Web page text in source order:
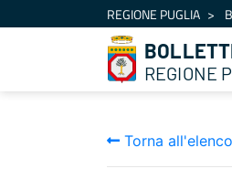
Salta al contenutoREGIONE PUGLIA
REGIONE
Torna